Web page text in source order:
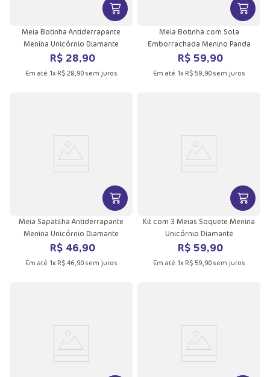
VER MAIS INFORMAÇÕES DO
Meia Botinha Antiderrapante
Menina Unicórnio Diamante
R$ 28,90
Em até 1x R$ 28,90sem juros
VER
Meia Botinha com Sola
Emborrachada Menino Panda
R$ 59,90
Em até 1x R$ 59,90sem juros
VER MAIS INFORMAÇÕES DO
Meia Sapatilha Antiderrapante
Menina Unicórnio Diamante
R$ 46,90
Em até 1x R$ 46,90sem juros
VER
Kit com 3 Meias Soquete Menina
Unicórnio Diamante
R$ 59,90
Em até 1x R$ 59,90sem juros